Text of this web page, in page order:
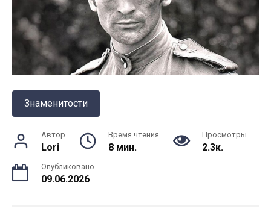
Знаменитости
Автор
Lori
Время чтения
8 мин.
Просмотры
2.3к.
Опубликовано
09.06.2026